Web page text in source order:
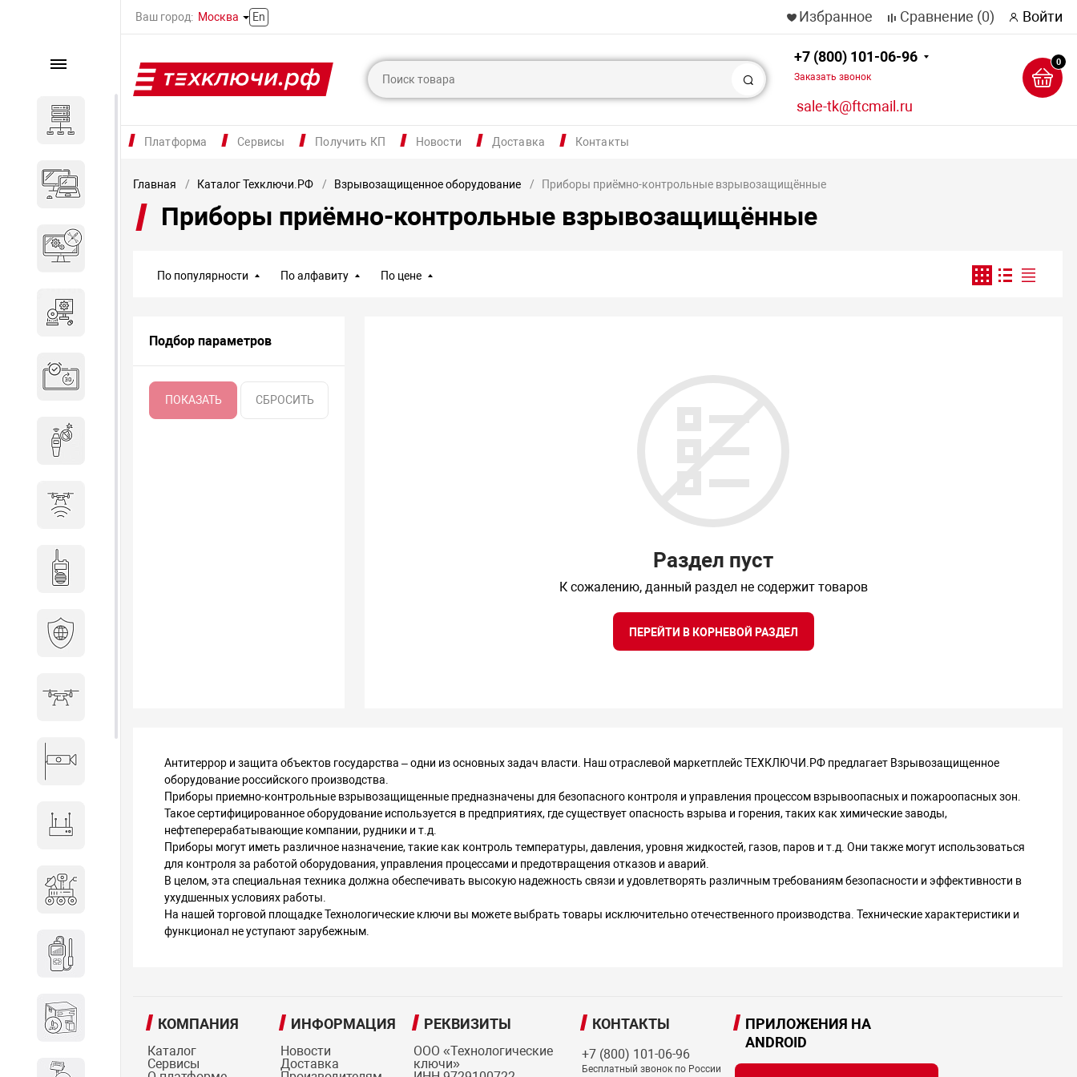
Ваш город: Москва En Избранное Сравнение (0) Войти
Поиск
+7 (800) 101-06-96
Заказать звонок
sale-tk@ftcmail.ru
0
Платформа Сервисы Получить КП Новости Доставка Контакты
Каталог
Компьютеры и ноутбуки
Комплектующие для
Система бронирования
переговорных
Видеонаблюдение
Сетевое оборудование
Антитеррористическое
оборудование
спектрометры
Главная Каталог Техключи.РФ Взрывозащищенное оборудование Приборы приёмно-контрольные взрывозащищённые
Приборы приёмно-контрольные взрывозащищённые
По популярности По алфавиту По цене
Подбор параметров
Раздел пуст
К сожалению, данный раздел не содержит товаров
ПЕРЕЙТИ В КОРНЕВОЙ РАЗДЕЛ
Антитеррор и защита объектов государства – одни из основных задач власти. Наш отраслевой маркетплейс ТЕХКЛЮЧИ.РФ предлагает Взрывозащищенное
оборудование российского производства.
Приборы приемно-контрольные взрывозащищенные предназначены для безопасного контроля и управления процессом взрывоопасных и пожароопасных зон.
Такое сертифицированное оборудование используется в предприятиях, где существует опасность взрыва и горения, таких как химические заводы,
нефтеперерабатывающие компании, рудники и т.д.
Приборы могут иметь различное назначение, такие как контроль температуры, давления, уровня жидкостей, газов, паров и т.д. Они также могут использоваться
для контроля за работой оборудования, управления процессами и предотвращения отказов и аварий.
В целом, эта специальная техника должна обеспечивать высокую надежность связи и удовлетворять различным требованиям безопасности и эффективности в
ухудшенных условиях работы.
На нашей торговой площадке Технологические ключи вы можете выбрать товары исключительно отечественного производства. Технические характеристики и
функционал не уступают зарубежным.
КОМПАНИЯ
Каталог
Сервисы
ИНФОРМАЦИЯ
Новости
Доставка
РЕКВИЗИТЫ
ООО «Технологические
ключи»
КОНТАКТЫ
+7 (800) 101-06-96
Бесплатный звонок по России
ПРИЛОЖЕНИЯ НА
ANDROID